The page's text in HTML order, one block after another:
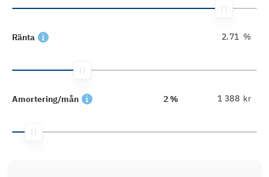
Ränta %
Amortering/mån 2 % kr